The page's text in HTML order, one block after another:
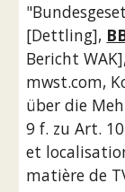
[Dettling],
Bericht
mwst.com,
über die
9 f. zu Art.
et
matière de